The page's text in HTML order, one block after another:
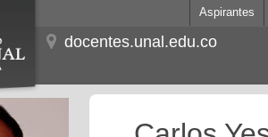
Aspirantes
docentes.unal.edu.co